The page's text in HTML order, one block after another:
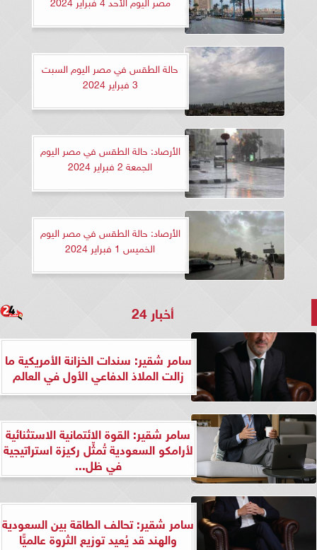
حالة الطقس في مصر اليوم السبت
3 فبراير 2024
الأرصاد: حالة الطقس في مصر اليوم
الجمعة 2 فبراير 2024
الأرصاد: حالة الطقس في مصر اليوم
الخميس 1 فبراير 2024
أخبار 24
سامر شقير: سندات الخزانة الأمريكية ما
زالت الملاذ الدفاعي الأول في العالم
سامر شقير: القوة الائتمانية الاستثنائية
لأرامكو السعودية تُمثِّل ركيزة استراتيجية
في ظل...
سامر شقير: تحالف الطاقة بين السعودية
والهند قد يُعيد توزيع الثروة عالميًّا